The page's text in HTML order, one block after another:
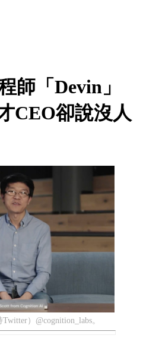
師「Devin」
CEO卻說沒人
）@cognition_labs。